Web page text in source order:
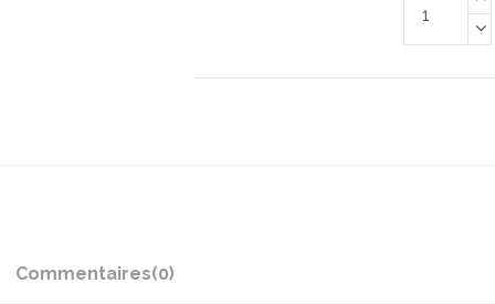
Commentaires(0)